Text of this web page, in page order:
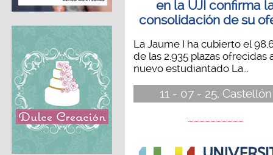
en la UJI confirma
consolidación de su
La Jaume I ha cubierto el
de las 2.935 plazas ofrecidas
nuevo estudiantado La...
11 - 07 - 25, Castellón